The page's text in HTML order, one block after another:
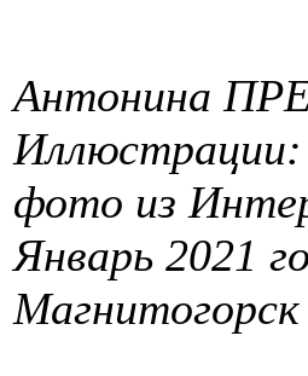
Антонина
фото из
Январь 2021